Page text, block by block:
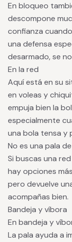
En bloqueo
descompone
confianza
una defensa
desarmado, se
En la red
Aquí está en su
en voleas y
empuja bien la
especialmente
una bola tensa y
No es una pala
Si buscas una
hay opciones
pero devuelve
acompañas bien.
Bandeja y víbora
En bandeja y
La pala ayuda a